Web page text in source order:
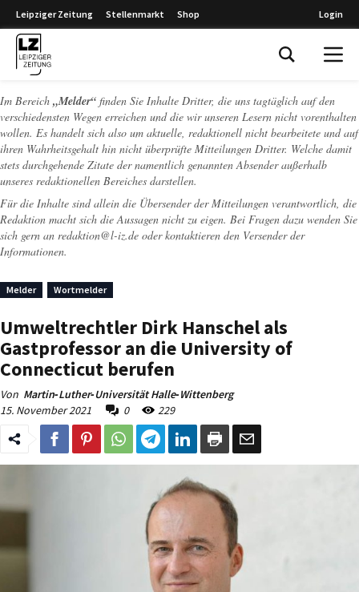
Leipziger Zeitung Stellenmarkt Shop Login
Im Bereich „Melder“ finden Sie Inhalte Dritter, die uns tagtäglich auf den
verschiedensten Wegen erreichen und die wir unseren Lesern nicht vorenthalten
wollen. Es handelt sich also um aktuelle, redaktionell nicht bearbeitete und auf
ihren Wahrheitsgehalt hin nicht überprüfte Mitteilungen Dritter. Welche damit
stets durchgehende Zitate der namentlich genannten Absender außerhalb
unseres redaktionellen Bereiches darstellen.
Für die Inhalte sind allein die Übersender der Mitteilungen verantwortlich, die
Redaktion macht sich die Aussagen nicht zu eigen. Bei Fragen dazu wenden Sie
sich gern an redaktion@l-iz.de oder kontaktieren den Versender der
Informationen.
Melder Wortmelder
Umweltrechtler Dirk Hanschel als
Gastprofessor an die University of
Connecticut berufen
Von Martin‐Luther‐Universität Halle‐Wittenberg
15. November 2021
0 229